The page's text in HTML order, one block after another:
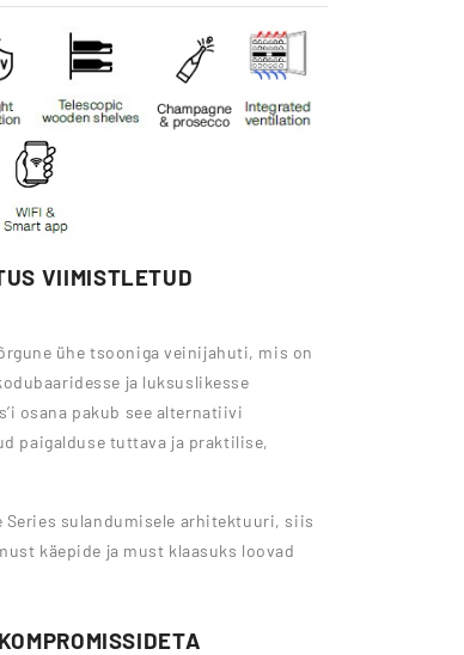
VIIMISTLETUD
ühe tsooniga veinijahuti, mis on
ja luksuslikesse
osana pakub see alternatiivi
paigalduse tuttava ja praktilise,
Series sulandumisele arhitektuuri, siis
käepide ja must klaasuks loovad